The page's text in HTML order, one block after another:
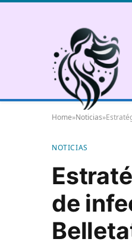
Home»Noticias»
NOTICIAS
de